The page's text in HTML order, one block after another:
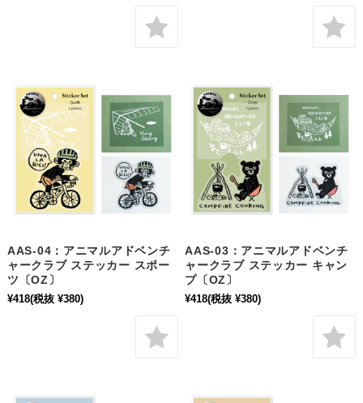
AAS-04：アニマルアドベンチ
ャークラブ ステッカー スポー
ツ〔OZ〕
¥418(税抜 ¥380)
AAS-03：アニマルアドベンチ
ャークラブ ステッカー キャン
プ〔OZ〕
¥418(税抜 ¥380)